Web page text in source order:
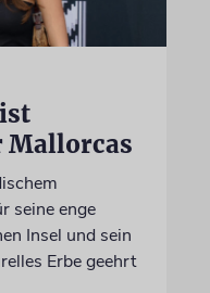
Mallorcas
seine enge
Insel und sein
Erbe geehrt